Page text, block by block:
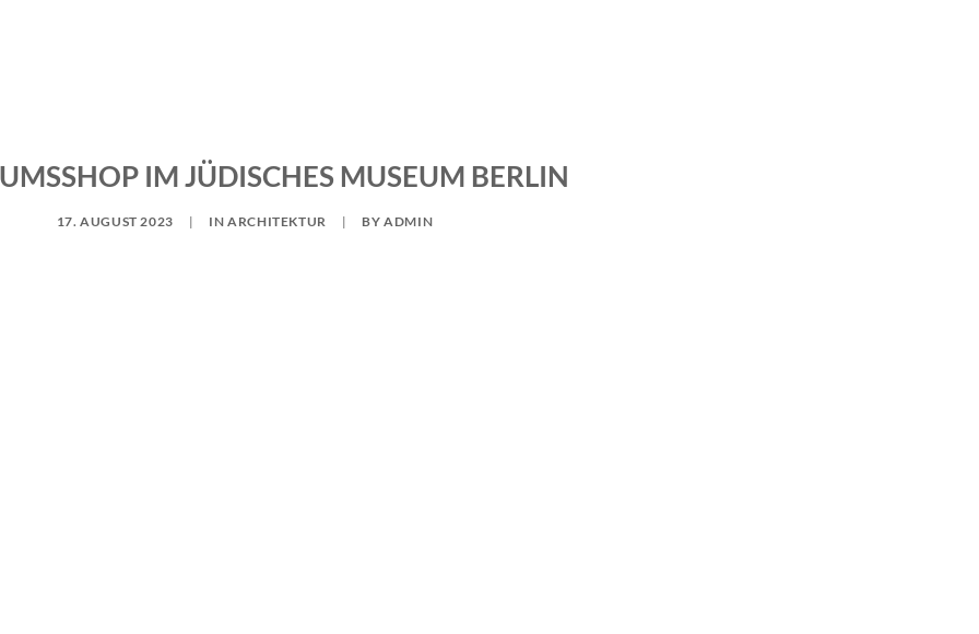
IM JÜDISCHES MUSEUM BERLIN
17. AUGUST 2023 | INARCHITEKTUR | BYADMIN